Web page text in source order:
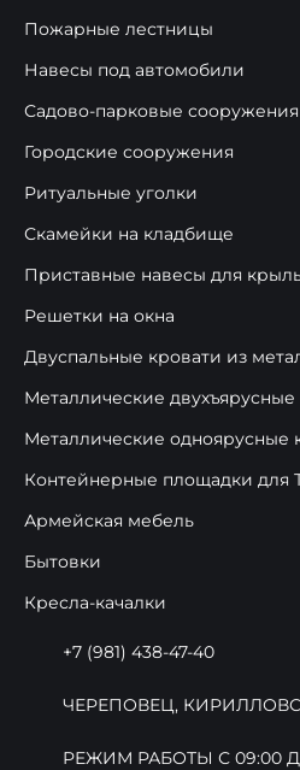
Пожарные лестницы
Навесы под автомобили
Садово-парковые сооружения
Городские сооружения
Ритуальные уголки
Скамейки на кладбище
Приставные навесы для
Решетки на окна
Двуспальные кровати из
Металлические двухъярусные
Металлические одноярусные
Контейнерные площадки для
Армейская мебель
Бытовки
Кресла-качалки
+7 (981) 438-47-40
ЧЕРЕПОВЕЦ,
РЕЖИМ РАБОТЫ С 09:00